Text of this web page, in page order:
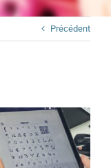
Précédent